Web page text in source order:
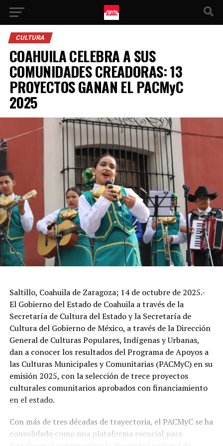
CULTURA
COAHUILA CELEBRA A SUS
COMUNIDADES CREADORAS: 13
PROYECTOS GANAN EL PACMyC
2025
Saltillo, Coahuila de Zaragoza; 14 de octubre de 2025.-
El Gobierno del Estado de Coahuila a través de la
Secretaría de Cultura del Estado y la Secretaría de
Cultura del Gobierno de México, a través de la Dirección
General de Culturas Populares, Indígenas y Urbanas,
dan a conocer los resultados del Programa de Apoyos a
las Culturas Municipales y Comunitarias (PACMyC) en su
emisión 2025, con la selección de trece proyectos
culturales comunitarios aprobados con financiamiento
en el estado.
Con más de tres décadas de trayectoria, el PACMyC se ha
consolidado como una plataforma esencial para